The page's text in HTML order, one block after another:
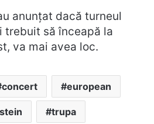
anunțat dacă turneul
trebuit să înceapă la
va mai avea loc.
concert european
trupa